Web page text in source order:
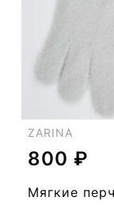
ZARINA
800 ₽
Мягкие